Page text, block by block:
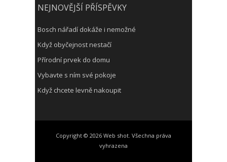
NEJNOVĚJŠÍ PŘÍSPĚVKY
Bosch nářadí dokáže i nemožné
Když obyčejnost nestačí
Přírodní prvek do domu
Vybavte s ním své pokoje
Když chcete levně nakoupit
Copyright © 2026 Web shot. Všechna práva
vyhrazena